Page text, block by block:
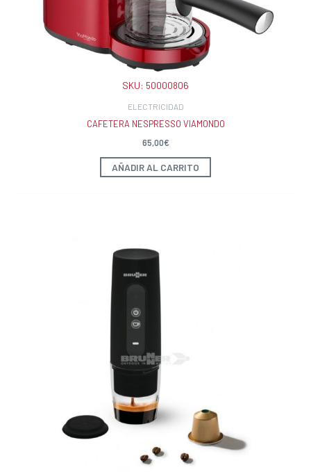
SKU: 50000806
ELECTRICIDAD
CAFETERA NESPRESSO VIAMONDO
65,00€
AÑADIR AL CARRITO